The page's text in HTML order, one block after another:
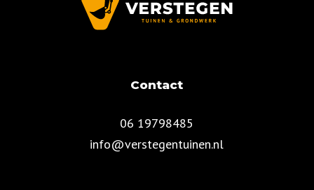
Contact
06 19798485
info@verstegentuinen.nl